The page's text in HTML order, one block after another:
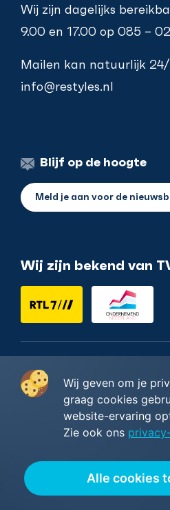
Wij zijn dagelijks
9.00 en 17.00 op 085 –
Mailen kan natuurlijk
info@restyles.nl
Blijf op de hoogte
Meld je aan voor de
Wij zijn bekend van
Copyright ©2014 -
Algemene voorwaarden—
Wij worden beoordeeld met
23 Google
Wij geven om je
graag cookies
website-ervaring
Zie ook ons
Alle cookies